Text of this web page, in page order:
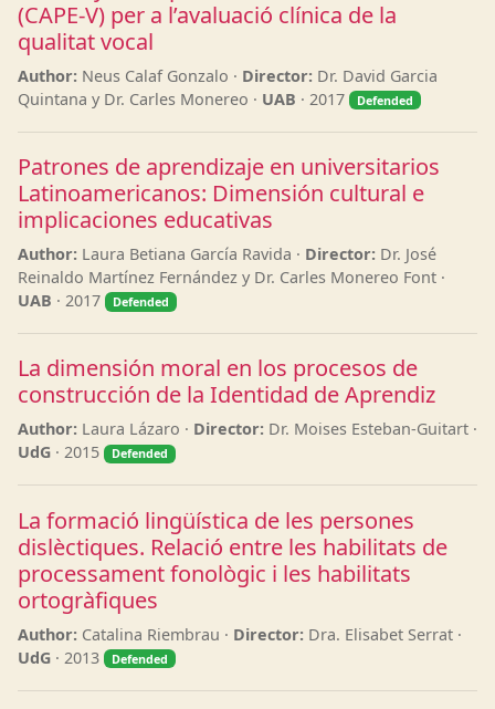
(CAPE-V) per a l’avaluació clínica de la
qualitat vocal
Author: Neus Calaf Gonzalo · Director: Dr. David Garcia
Quintana y Dr. Carles Monereo · UAB · 2017 Defended
Patrones de aprendizaje en universitarios
Latinoamericanos: Dimensión cultural e
implicaciones educativas
Author: Laura Betiana García Ravida · Director: Dr. José
Reinaldo Martínez Fernández y Dr. Carles Monereo Font ·
UAB · 2017 Defended
La dimensión moral en los procesos de
construcción de la Identidad de Aprendiz
Author: Laura Lázaro · Director: Dr. Moises Esteban-Guitart ·
UdG · 2015 Defended
La formació lingüística de les persones
dislèctiques. Relació entre les habilitats de
processament fonològic i les habilitats
ortogràfiques
Author: Catalina Riembrau · Director: Dra. Elisabet Serrat ·
UdG · 2013 Defended